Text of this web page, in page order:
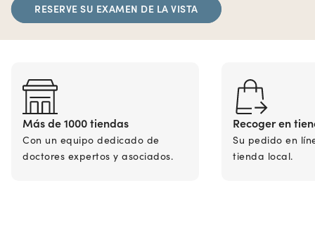
RESERVE SU EXAMEN DE LA VISTA
Más de 1000 tiendas
Con un equipo dedicado de
doctores expertos y asociados.
Recoger en
Su pedido en
tienda local.